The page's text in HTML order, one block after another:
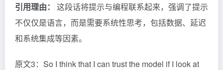
引用理由：
这段话将提示与编程联系起来，强调了提示
不仅仅是语言，而是需要系统性思考，包括数据、延迟
和系统集成等因素。
原文3：So I think that I can trust the model if I look at